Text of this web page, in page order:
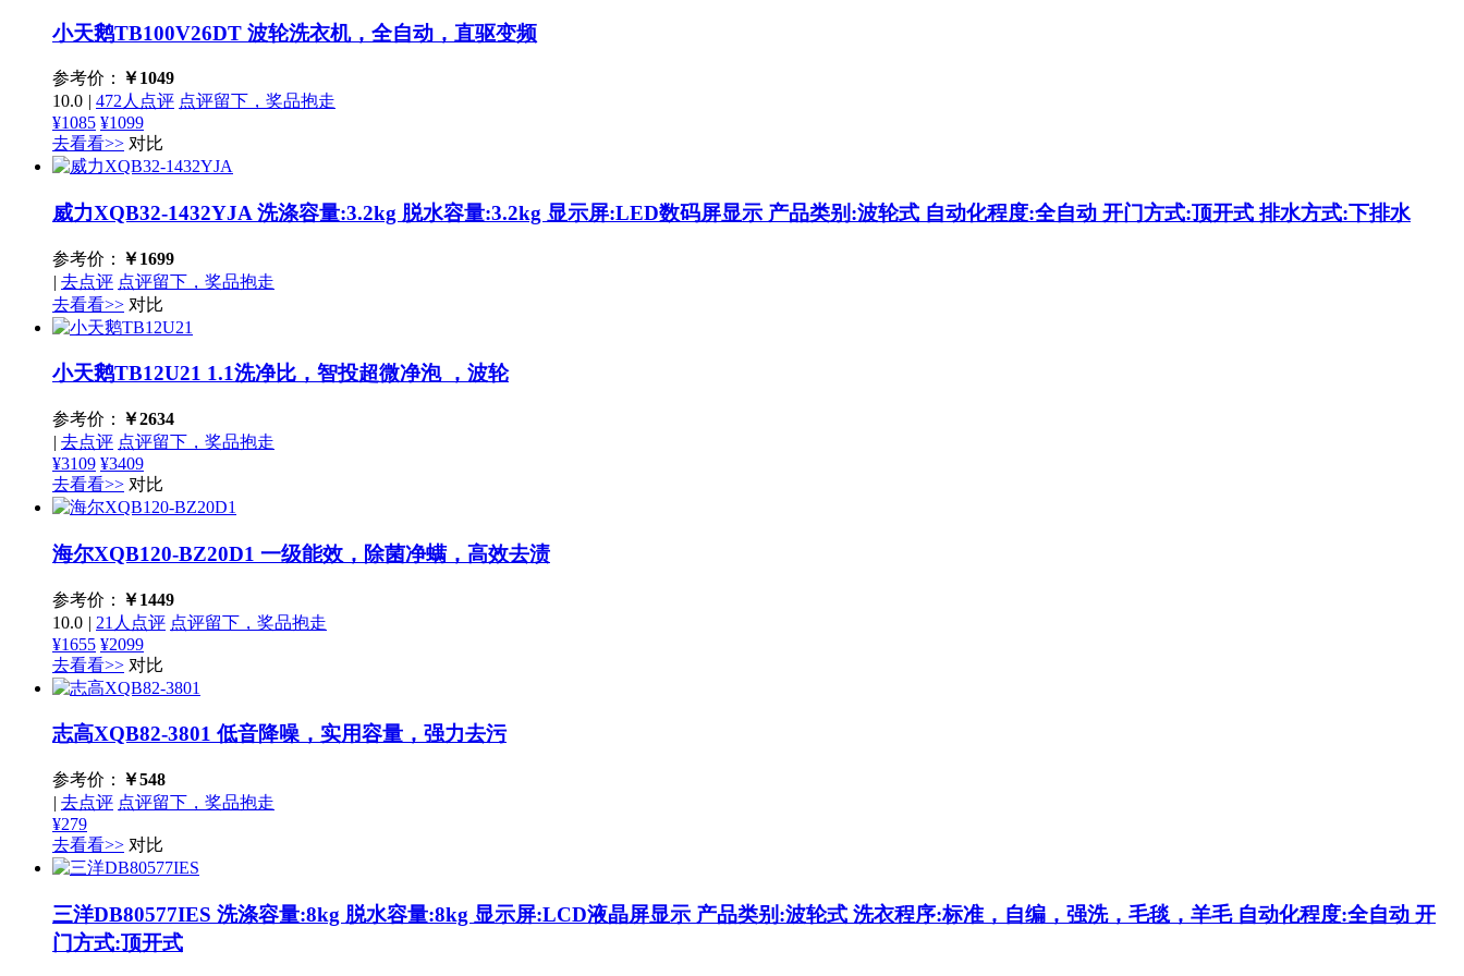
小天鹅TB100V26DT 波轮洗衣机，全自动，直驱变频
参考价： ￥1049
10.0 | 472人点评 点评留下，奖品抱走
¥1085 ¥1099
去看看>> 对比
威力XQB32-1432YJA 洗涤容量:3.2kg 脱水容量:3.2kg 显示屏:LED数码屏显示 产品类别:波轮式 自动化程度:全自动 开门方式:顶开式 排水方式:下排水
参考价： ￥1699
| 去点评 点评留下，奖品抱走
去看看>> 对比
小天鹅TB12U21 1.1洗净比，智投超微净泡 ，波轮
参考价： ￥2634
| 去点评 点评留下，奖品抱走
¥3109 ¥3409
去看看>> 对比
海尔XQB120-BZ20D1 一级能效，除菌净螨，高效去渍
参考价： ￥1449
10.0 | 21人点评 点评留下，奖品抱走
¥1655 ¥2099
去看看>> 对比
志高XQB82-3801 低音降噪，实用容量，强力去污
参考价： ￥548
| 去点评 点评留下，奖品抱走
¥279
去看看>> 对比
三洋DB80577IES 洗涤容量:8kg 脱水容量:8kg 显示屏:LCD液晶屏显示 产品类别:波轮式 洗衣程序:标准，自编，强洗，毛毯，羊毛 自动化程度:全自动 开
门方式:顶开式